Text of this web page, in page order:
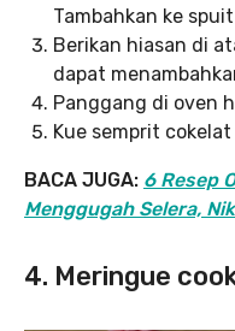
Tambahkan ke
Berikan hiasan di
dapat
Panggang di oven
Kue semprit
BACA JUGA: 6 Resep
Menggugah Selera,
4. Meringue